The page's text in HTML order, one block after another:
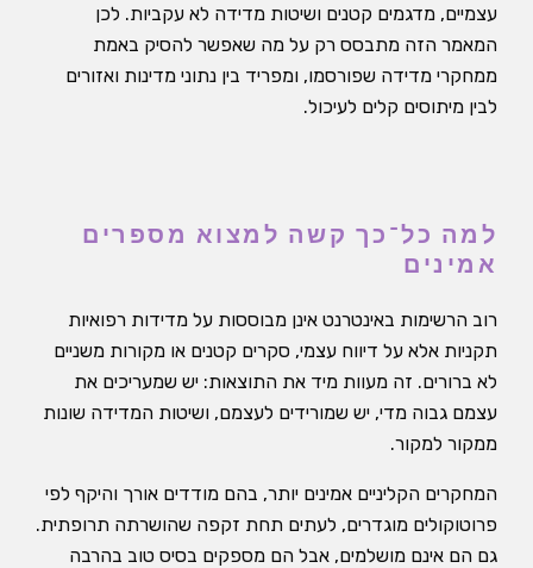
עצמיים, מדגמים קטנים ושיטות מדידה לא עקביות. לכן
המאמר הזה מתבסס רק על מה שאפשר להסיק באמת
ממחקרי מדידה שפורסמו, ומפריד בין נתוני מדינות ואזורים
לבין מיתוסים קלים לעיכול.
למה כל־כך קשה למצוא מספרים
אמינים
רוב הרשימות באינטרנט אינן מבוססות על מדידות רפואיות
תקניות אלא על דיווח עצמי, סקרים קטנים או מקורות משניים
לא ברורים. זה מעוות מיד את התוצאות: יש שמעריכים את
עצמם גבוה מדי, יש שמורידים לעצמם, ושיטות המדידה שונות
ממקור למקור.
המחקרים הקליניים אמינים יותר, בהם מודדים אורך והיקף לפי
פרוטוקולים מוגדרים, לעתים תחת זקפה שהושרתה תרופתית.
גם הם אינם מושלמים, אבל הם מספקים בסיס טוב בהרבה